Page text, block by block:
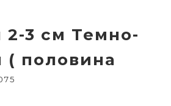
2-3 см Темно-
( половина